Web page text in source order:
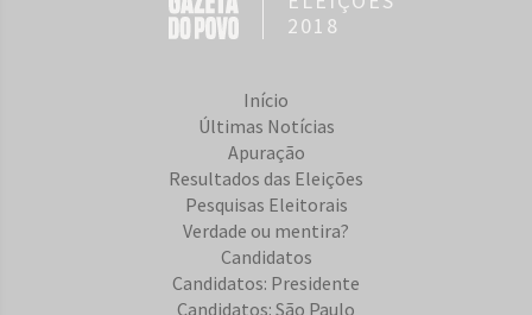
2018
Início
Últimas Notícias
Apuração
Resultados das Eleições
Pesquisas Eleitorais
Verdade ou mentira?
Candidatos
Candidatos: Presidente
Candidatos: São Paulo